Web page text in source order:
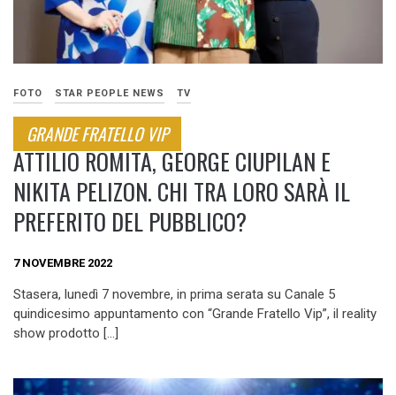
FOTO STAR PEOPLE NEWS TV
GRANDE FRATELLO VIP
ATTILIO ROMITA, GEORGE CIUPILAN E
NIKITA PELIZON. CHI TRA LORO SARÀ IL
PREFERITO DEL PUBBLICO?
7 NOVEMBRE 2022
Stasera, lunedì 7 novembre, in prima serata su Canale 5
quindicesimo appuntamento con “Grande Fratello Vip”, il reality
show prodotto […]